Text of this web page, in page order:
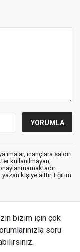
imalar, inançlara saldırı
kullanılmayan,
kişiye aittir. Eğitim
bizim için çok
soru